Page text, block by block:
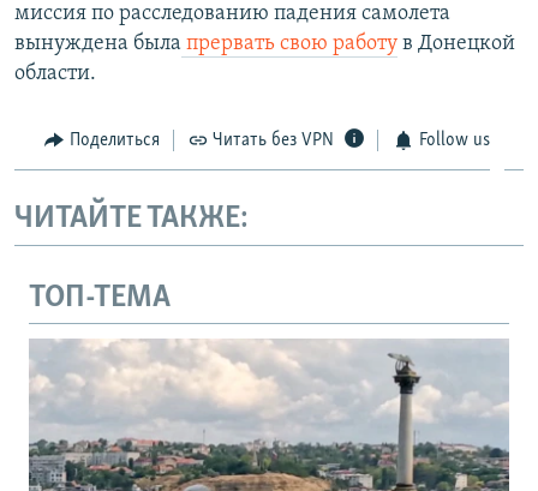
миссия по расследованию падения самолета
вынуждена была прервать свою работу в Донецкой
области.
Поделиться Читать без VPN Follow us
ЧИТАЙТЕ ТАКЖЕ:
ТОП-ТЕМА